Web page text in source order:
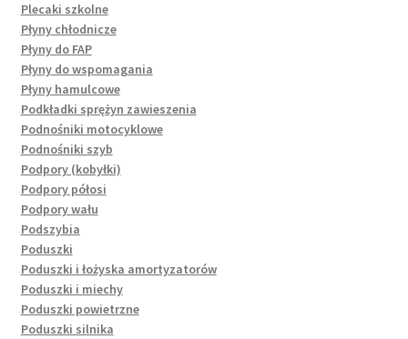
Plecaki szkolne
Płyny chłodnicze
Płyny do FAP
Płyny do wspomagania
Płyny hamulcowe
Podkładki sprężyn zawieszenia
Podnośniki motocyklowe
Podnośniki szyb
Podpory (kobyłki)
Podpory półosi
Podpory wału
Podszybia
Poduszki
Poduszki i łożyska amortyzatorów
Poduszki i miechy
Poduszki powietrzne
Poduszki silnika